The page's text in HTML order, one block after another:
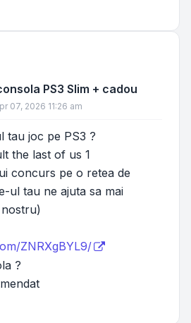
PS3 Slim + cadou
07, 2026 11:26 am
tau joc pe PS3 ?
the last of us 1
concurs pe o retea de
ul tau ne ajuta sa mai
ZNRXgBYL9/
?